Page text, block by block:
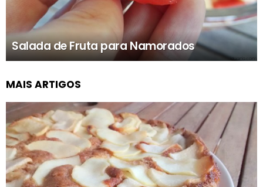
Salada de Fruta para Namorados
MAIS ARTIGOS